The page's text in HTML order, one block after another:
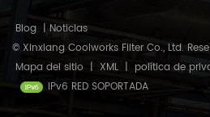
Blog | Noticias
© Xinxiang Coolworks Filter Co., Ltd.
Mapa del sitio | XML | política de
IPv6 RED SOPORTADA